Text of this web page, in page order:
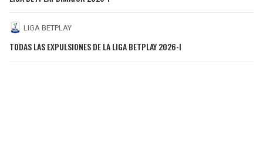
LIGA BETPLAY
TODAS LAS EXPULSIONES DE LA LIGA BETPLAY 2026-I